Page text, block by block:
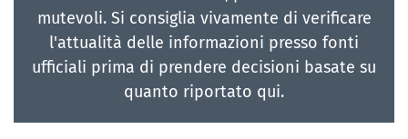
mutevoli. Si consiglia vivamente di verificare
l'attualità delle informazioni presso fonti
ufficiali prima di prendere decisioni basate su
quanto riportato qui.